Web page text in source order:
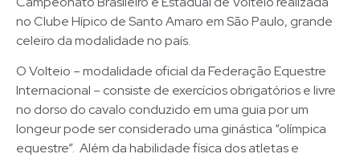
no Clube Hípico de Santo Amaro em São Paulo, grande
celeiro da modalidade no país.
O Volteio – modalidade oficial da Federação Equestre
Internacional – consiste de exercícios obrigatórios e livre
no dorso do cavalo conduzido em uma guia por um
longeur pode ser considerado uma ginástica “olímpica
equestre”. Além da habilidade física dos atletas e